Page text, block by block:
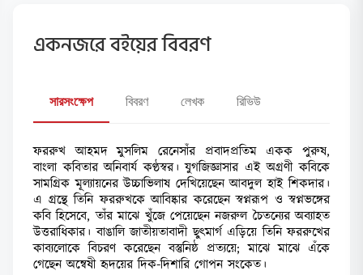
একনজরে বইয়ের বিবরণ
সারসংক্ষেপ বিবরণ লেখক রিভিউ
ফররুখ আহমদ মুসলিম রেনেসাঁর প্রবাদপ্রতিম একক পুরুষ,
বাংলা কবিতার অনিবার্য কণ্ঠস্বর। যুগজিজ্ঞাসার এই অগ্রণী কবিকে
সামগ্রিক মূল্যায়নের উচ্চাভিলাষ দেখিয়েছেন আবদুল হাই শিকদার।
এ গ্রন্থে তিনি ফররুখকে আবিষ্কার করেছেন স্বপ্নরূপ ও স্বপ্নভঙ্গের
কবি হিসেবে, তাঁর মাঝে খুঁজে পেয়েছেন নজরুল চৈতন্যের অব্যাহত
উত্তরাধিকার। বাঙালি জাতীয়তাবাদী ছুৎমার্গ এড়িয়ে তিনি ফররুখের
কাব্যলোকে বিচরণ করেছেন বস্তুনিষ্ঠ প্রত্যয়ে; মাঝে মাঝে এঁকে
গেছেন অন্বেষী হৃদয়ের দিক-দিশারি গোপন সংকেত।